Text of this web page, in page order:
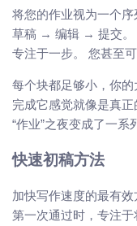
将您的作业视为一个
草稿 → 编辑 → 提交。
专注于一步。 您甚至
每个块都足够小，你
完成它感觉就像是真
“作业”之夜变成了一系
快速初稿方法
加快写作速度的最有
第一次通过时，专注